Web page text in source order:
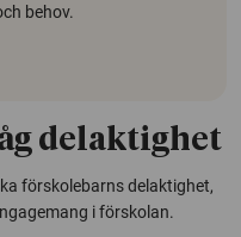
behov.
delaktighet
förskolebarns delaktighet,
i förskolan.